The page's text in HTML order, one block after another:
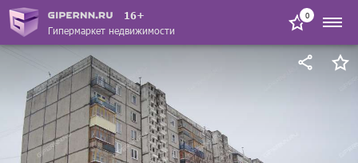
16+
Гипермаркет недвижимости
0